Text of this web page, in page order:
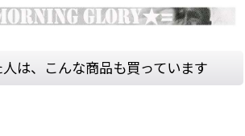
は、こんな商品も買っています